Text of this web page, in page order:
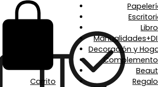
Carrito
Decoración y